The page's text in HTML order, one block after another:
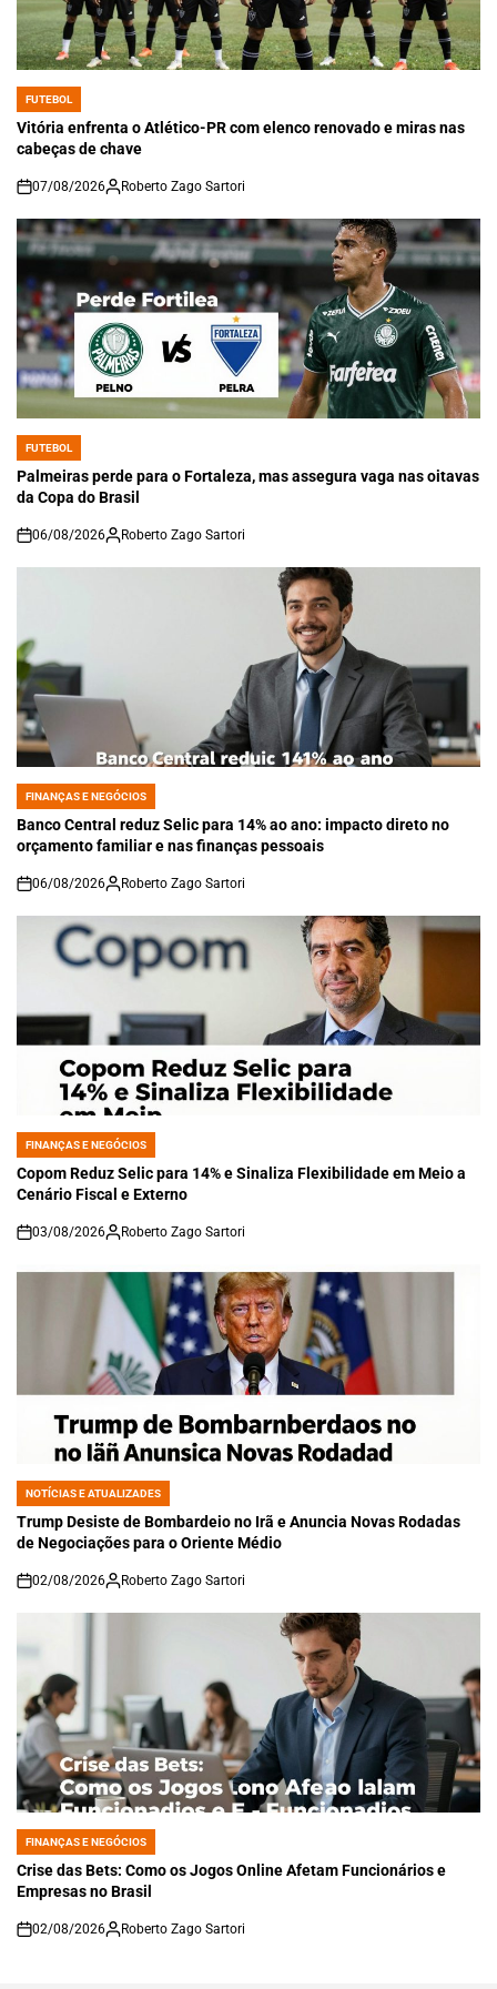
POSTED
IN
FUTEBOL
Vitória enfrenta o Atlético-PR com elenco renovado e miras nas
cabeças de chave
on
07/08/2026 Roberto Zago Sartori
POSTED
IN
FUTEBOL
Palmeiras perde para o Fortaleza, mas assegura vaga nas oitavas
da Copa do Brasil
on
06/08/2026 Roberto Zago Sartori
POSTED
IN
FINANÇAS E NEGÓCIOS
Banco Central reduz Selic para 14% ao ano: impacto direto no
orçamento familiar e nas finanças pessoais
on
06/08/2026 Roberto Zago Sartori
POSTED
IN
FINANÇAS E NEGÓCIOS
Copom Reduz Selic para 14% e Sinaliza Flexibilidade em Meio a
Cenário Fiscal e Externo
on
03/08/2026 Roberto Zago Sartori
POSTED
IN
NOTÍCIAS E ATUALIZADES
Trump Desiste de Bombardeio no Irã e Anuncia Novas Rodadas
de Negociações para o Oriente Médio
on
02/08/2026 Roberto Zago Sartori
POSTED
IN
FINANÇAS E NEGÓCIOS
Crise das Bets: Como os Jogos Online Afetam Funcionários e
Empresas no Brasil
on
02/08/2026 Roberto Zago Sartori